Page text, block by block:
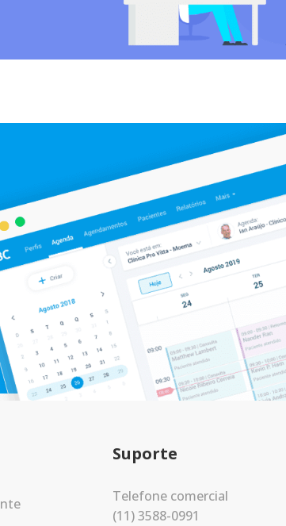
Suporte
Telefone comercial
(11) 3588-0991